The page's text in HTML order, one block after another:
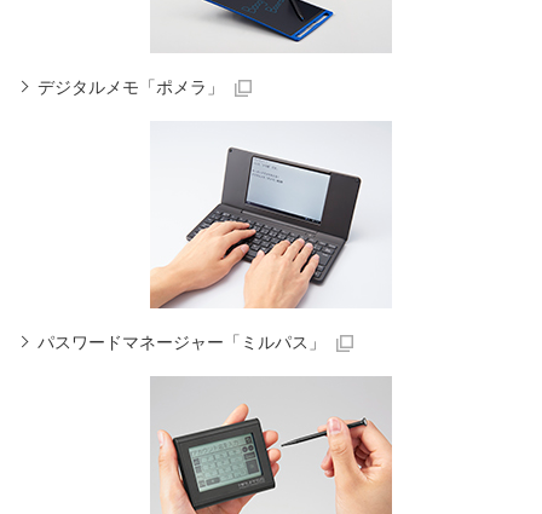
デジタルメモ「ポメラ」
パスワードマネージャー「ミルパス」